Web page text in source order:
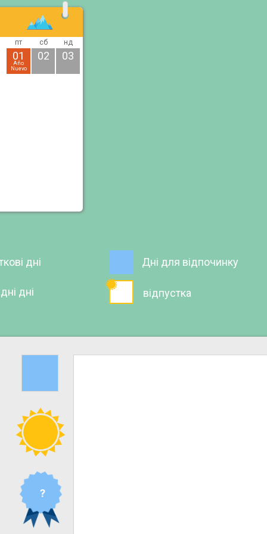
пт сб нд
01
Año
Nuevo
02 03
дні
дні
Дні для відпочинку
відпустка
?